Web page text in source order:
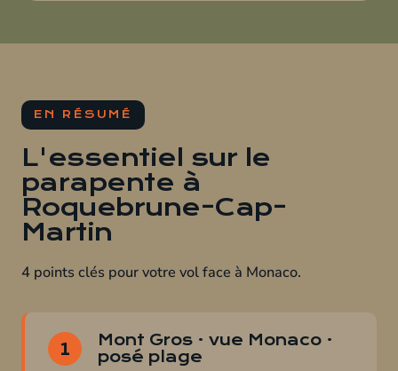
EN RÉSUMÉ
L'essentiel sur le
parapente à
Roquebrune-Cap-
Martin
4 points clés pour votre vol face à Monaco.
1
Mont Gros · vue Monaco ·
posé plage